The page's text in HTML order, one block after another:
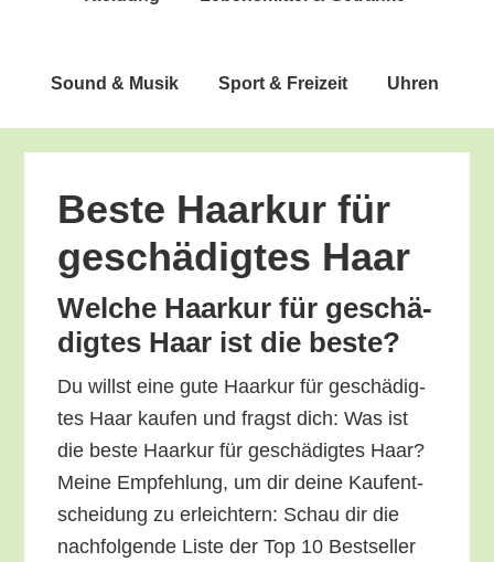
Sound & Musik Sport & Freizeit Uhren
Bes­te Haar­kur für
geschä­dig­tes Haar
Wel­che Haar­kur für geschä­
dig­tes Haar ist die beste?
Du willst eine gute Haar­kur für geschä­dig­
tes Haar kau­fen und fragst dich: Was ist
die bes­te Haar­kur für geschä­dig­tes Haar?
Mei­ne Emp­feh­lung, um dir dei­ne Kauf­ent­
schei­dung zu erleich­tern: Schau dir die
nach­fol­gen­de Lis­te der Top 10 Best­sel­ler